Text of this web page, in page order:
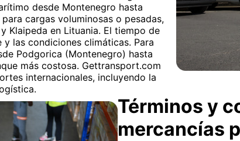
desde Montenegro hasta
cargas voluminosas o pesadas,
Klaipeda en Lituania. El tiempo de
las condiciones climáticas. Para
Podgorica (Montenegro) hasta
más costosa. Gettransport.com
internacionales, incluyendo la
Términos y
mercancías